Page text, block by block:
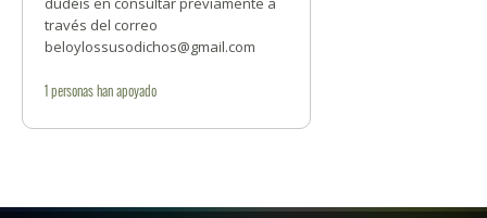
través del correo
beloylossusodichos@gmail.com
1personashan apoyado